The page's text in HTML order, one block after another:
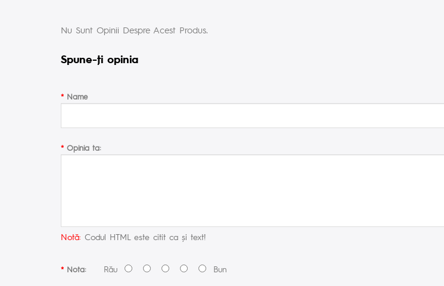
Nu Sunt Opinii Despre Acest Produs.
Spune-ţi opinia
Name
Opinia ta:
Notă: Codul HTML este citit ca şi text!
Nota:Rău Bun